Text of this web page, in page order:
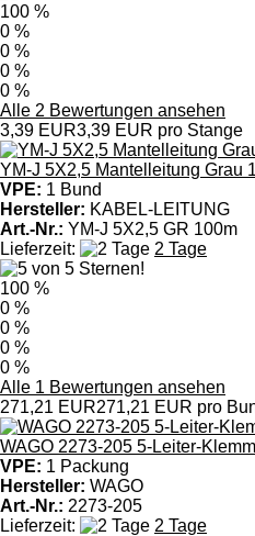
100 %
0 %
0 %
0 %
0 %
Alle 2 Bewertungen ansehen
3,39 EUR3,39 EUR pro Stange
YM-J 5X2,5 Mantelleitung Grau
VPE: 1 Bund
Hersteller: KABEL-LEITUNG
Art.-Nr.: YM-J 5X2,5 GR 100m
Lieferzeit:
2 Tage
100 %
0 %
0 %
0 %
0 %
Alle 1 Bewertungen ansehen
271,21 EUR271,21 EUR pro
WAGO 2273-205 5-Leiter-
VPE: 1 Packung
Hersteller: WAGO
Art.-Nr.: 2273-205
Lieferzeit:
2 Tage